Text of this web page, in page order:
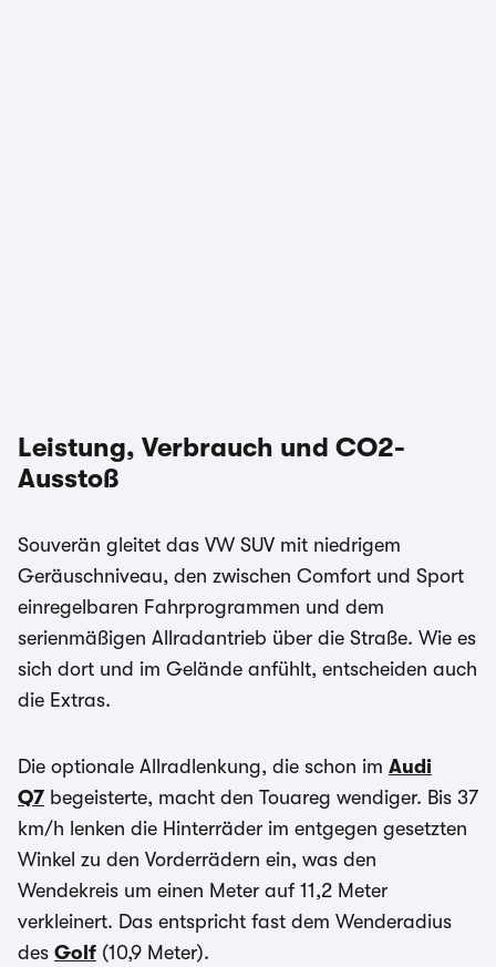
Leistung, Verbrauch und CO2-
Ausstoß
Souverän gleitet das VW SUV mit niedrigem
Geräuschniveau, den zwischen Comfort und Sport
einregelbaren Fahrprogrammen und dem
serienmäßigen Allradantrieb über die Straße. Wie es
sich dort und im Gelände anfühlt, entscheiden auch
die Extras.
Die optionale Allradlenkung, die schon im Audi
Q7 begeisterte, macht den Touareg wendiger. Bis 37
km/h lenken die Hinterräder im entgegen gesetzten
Winkel zu den Vorderrädern ein, was den
Wendekreis um einen Meter auf 11,2 Meter
verkleinert. Das entspricht fast dem Wenderadius
des Golf (10,9 Meter).